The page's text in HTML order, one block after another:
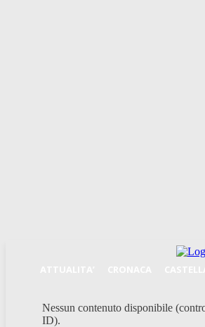
Nessun contenuto disponibile
ID).